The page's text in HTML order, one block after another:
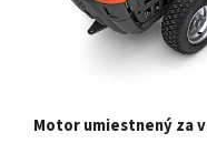
Motor umiestnený za